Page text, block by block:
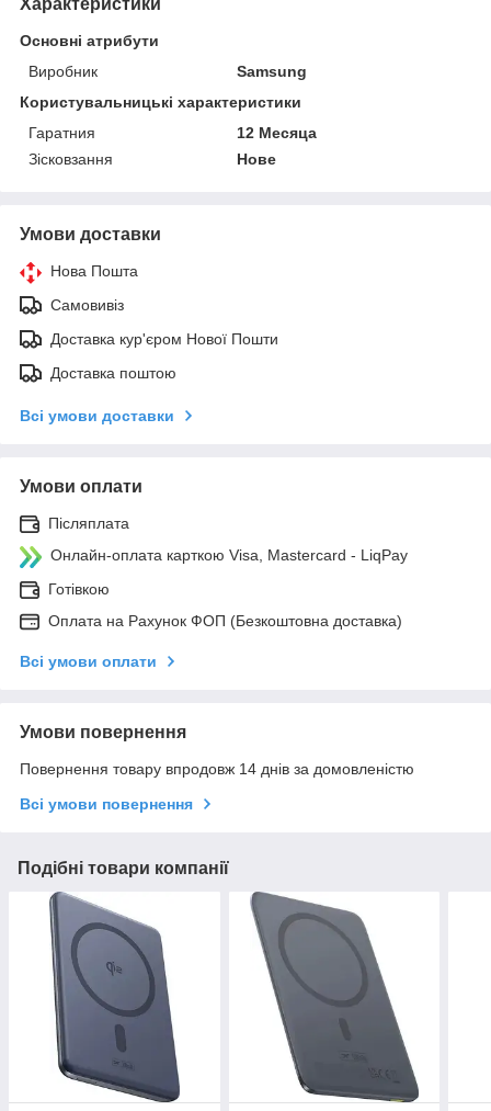
Основні атрибути
Виробник
Samsung
Користувальницькі характеристики
Гаратния
12 Месяца
Зісковзання
Нове
Умови доставки
Нова Пошта
Самовивіз
Доставка кур'єром Нової Пошти
Доставка поштою
Всі умови доставки
Умови оплати
Післяплата
Онлайн-оплата карткою Visa, Mastercard - LiqPay
Готівкою
Оплата на Рахунок ФОП (Безкоштовна доставка)
Всі умови оплати
Умови повернення
Повернення товару впродовж 14 днів за домовленістю
Всі умови повернення
Подібні товари компанії